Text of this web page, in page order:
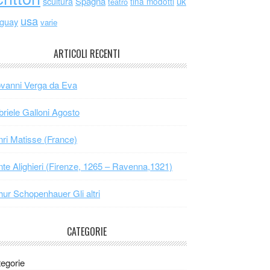
usa varie
ARTICOLI RECENTI
Verga da Eva
Galloni Agosto
Matisse (France)
Alighieri (Firenze, 1265 – Ravenna,1321)
Schopenhauer Gli altri
CATEGORIE